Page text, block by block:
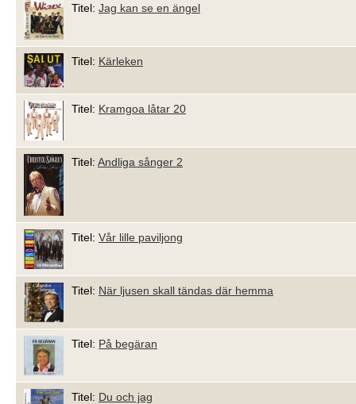
Titel: Jag kan se en ängel
Titel: Kärleken
Titel: Kramgoa låtar 20
Titel: Andliga sånger 2
Titel: Vår lille paviljong
Titel: När ljusen skall tändas där hemma
Titel: På begäran
Titel: Du och jag